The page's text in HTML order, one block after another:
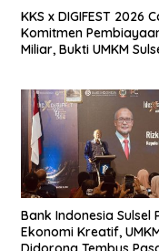
KKS x DIGIFEST 2026
Komitmen
Miliar, Bukti UMKM
Bank Indonesia Sulsel
Ekonomi Kreatif,